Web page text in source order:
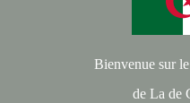
Bienvenue sur
de La de